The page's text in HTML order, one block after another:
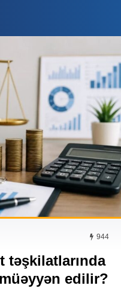
944
təşkilatlarında
edilir?